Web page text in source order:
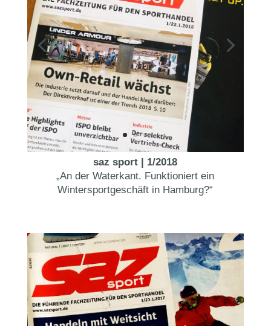
saz sport | 1/2018
„An der Waterkant. Funktioniert ein
Wintersportgeschäft in Hamburg?“